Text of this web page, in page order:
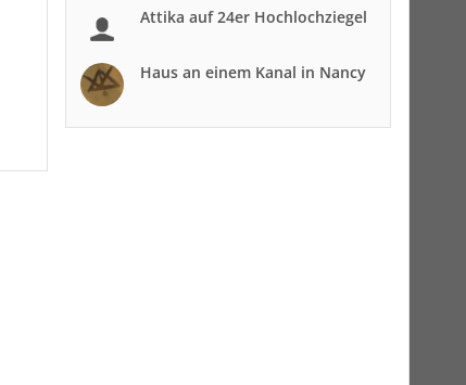
Attika auf 24er Hochlochziegel
Haus an einem Kanal in Nancy